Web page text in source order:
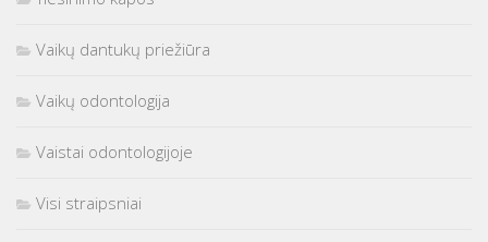
Vaikų dantukų priežiūra
Vaikų odontologija
Vaistai odontologijoje
Visi straipsniai